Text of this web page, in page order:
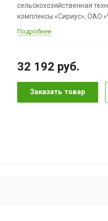
сельскохозяйственная
комплексы «Сириус», ОАО
Подробнее
32 192 руб.
Заказать товар